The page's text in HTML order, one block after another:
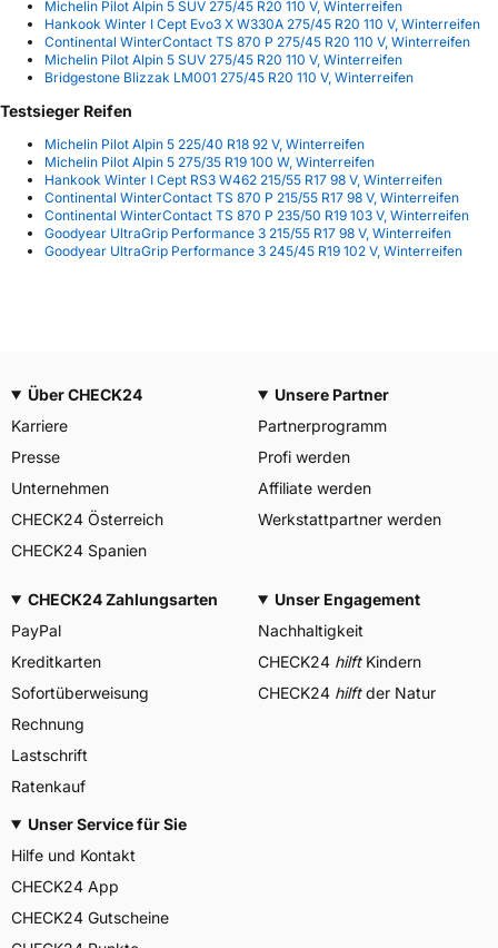
Michelin Pilot Alpin 5 SUV 275/45 R20 110 V, Winterreifen
Hankook Winter I Cept Evo3 X W330A 275/45 R20 110 V, Winterreifen
Continental WinterContact TS 870 P 275/45 R20 110 V, Winterreifen
Michelin Pilot Alpin 5 SUV 275/45 R20 110 V, Winterreifen
Bridgestone Blizzak LM001 275/45 R20 110 V, Winterreifen
Testsieger Reifen
Michelin Pilot Alpin 5 225/40 R18 92 V, Winterreifen
Michelin Pilot Alpin 5 275/35 R19 100 W, Winterreifen
Hankook Winter I Cept RS3 W462 215/55 R17 98 V, Winterreifen
Continental WinterContact TS 870 P 215/55 R17 98 V, Winterreifen
Continental WinterContact TS 870 P 235/50 R19 103 V, Winterreifen
Goodyear UltraGrip Performance 3 215/55 R17 98 V, Winterreifen
Goodyear UltraGrip Performance 3 245/45 R19 102 V, Winterreifen
Über CHECK24
Karriere
Presse
Unternehmen
CHECK24 Österreich
CHECK24 Spanien
Unsere Partner
Partnerprogramm
Profi werden
Affiliate werden
Werkstattpartner werden
CHECK24 Zahlungsarten
PayPal
Kreditkarten
Sofortüberweisung
Rechnung
Lastschrift
Ratenkauf
Unser Engagement
Nachhaltigkeit
CHECK24 hilftKindern
CHECK24 hilftder Natur
Unser Service für Sie
Hilfe und Kontakt
CHECK24 App
CHECK24 Gutscheine